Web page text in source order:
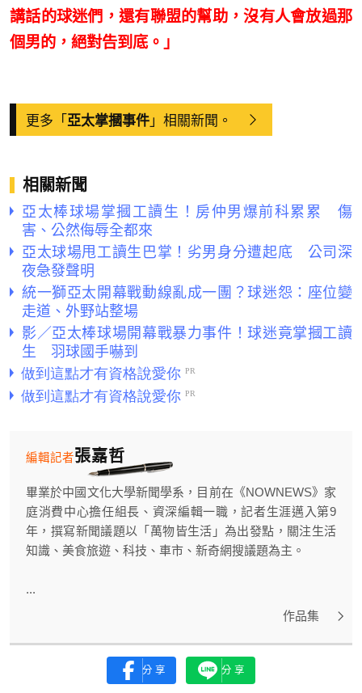
講話的球迷們，還有聯盟的幫助，沒有人會放過那
個男的，絕對告到底。」
更多「亞太掌摑事件」相關新聞。
相關新聞
亞太棒球場掌摑工讀生！房仲男爆前科累累 傷
害、公然侮辱全都來
亞太球場甩工讀生巴掌！劣男身分遭起底 公司深
夜急發聲明
統一獅亞太開幕戰動線亂成一團？球迷怨：座位變
走道、外野站整場
影／亞太棒球場開幕戰暴力事件！球迷竟掌摑工讀
生 羽球國手嚇到
張嘉哲
編輯記者
畢業於中國文化大學新聞學系，目前在《NOWNEWS》家
庭消費中心擔任組長、資深編輯一職，記者生涯邁入第9
年，撰寫新聞議題以「萬物皆生活」為出發點，關注生活
知識、美食旅遊、科技、車市、新奇網搜議題為主。
...
作品集
分享 分享